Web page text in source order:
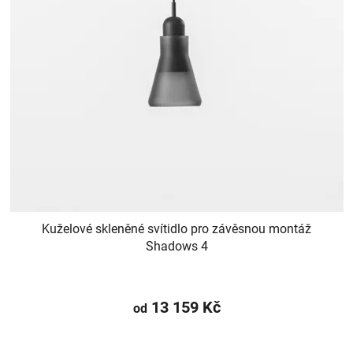
Kuželové skleněné svítidlo pro závěsnou montáž
Shadows 4
od13 159 Kč